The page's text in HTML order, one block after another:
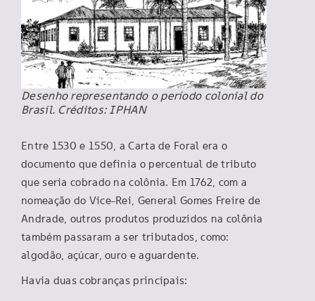
Desenho representando o período colonial do
Brasil. Créditos: IPHAN
Entre 1530 e 1550, a Carta de Foral era o
documento que definia o percentual de tributo
que seria cobrado na colônia. Em 1762, com a
nomeação do Vice-Rei, General Gomes Freire de
Andrade, outros produtos produzidos na colônia
também passaram a ser tributados, como:
algodão, açúcar, ouro e aguardente.
Havia duas cobranças principais: